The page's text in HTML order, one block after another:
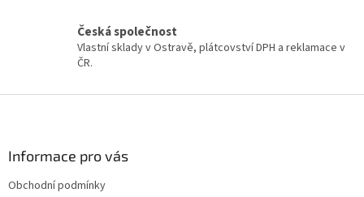
i
Česká společnost
Vlastní sklady v Ostravě, plátcovství DPH a reklamace v
ČR.
Informace pro vás
Obchodní podmínky